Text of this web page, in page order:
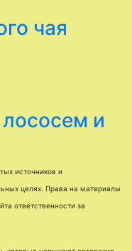
чая
и
источников и
целях. Права на материалы
ответственности за